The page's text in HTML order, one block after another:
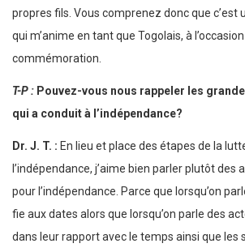
propres fils. Vous comprenez donc que c’est
qui m’anime en tant que Togolais, à
commémoration.
T-P : Pouvez-vous nous rappeler les
qui a conduit à l’indépendance?
Dr. J. T. : En lieu et place des étapes de la
l’indépendance, j’aime bien parler plutôt des
pour l’indépendance. Parce que lorsqu’on
fie aux dates alors que lorsqu’on parle des
dans leur rapport avec le temps ainsi que les